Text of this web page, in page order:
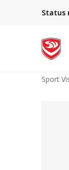
Status
Sport